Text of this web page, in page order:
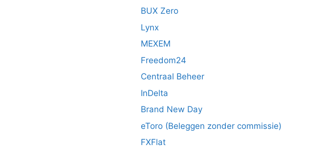
BUX Zero
Lynx
MEXEM
Freedom24
Centraal Beheer
InDelta
Brand New Day
eToro (Beleggen zonder commissie)
FXFlat